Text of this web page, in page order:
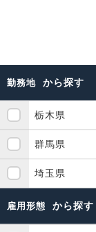
勤務地 から探す
栃木県
群馬県
埼玉県
雇用形態 から探す